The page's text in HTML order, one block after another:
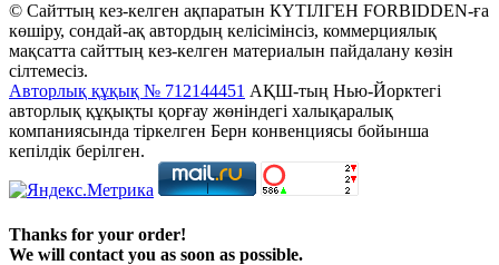
© Сайттың кез-келген ақпаратын КҮТІЛГЕН FORBIDDEN-ға
көшіру, сондай-ақ автордың келісімінсіз, коммерциялық
мақсатта сайттың кез-келген материалын пайдалану көзін
сілтемесіз.
Авторлық құқық № 712144451 АҚШ-тың Нью-Йорктегі
авторлық құқықты қорғау жөніндегі халықаралық
компаниясында тіркелген Берн конвенциясы бойынша
кепілдік берілген.
Thanks for your order!
We will contact you as soon as possible.